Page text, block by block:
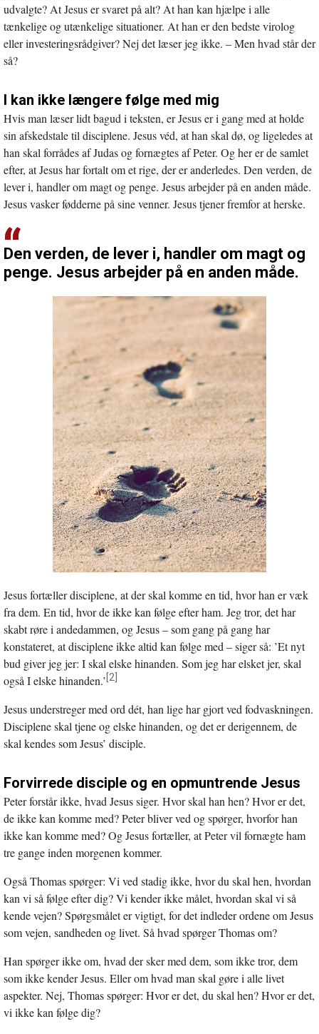
udvalgte? At Jesus er svaret på alt? At han kan hjælpe i alle
tænkelige og utænkelige situationer. At han er den bedste virolog
eller investeringsrådgiver? Nej det læser jeg ikke. – Men hvad står der
så?
I kan ikke længere følge med mig
Hvis man læser lidt bagud i teksten, er Jesus er i gang med at holde
sin afskedstale til disciplene. Jesus véd, at han skal dø, og ligeledes at
han skal forrådes af Judas og fornægtes af Peter. Og her er de samlet
efter, at Jesus har fortalt om et rige, der er anderledes. Den verden, de
lever i, handler om magt og penge. Jesus arbejder på en anden måde.
Jesus vasker fødderne på sine venner. Jesus tjener fremfor at herske.
Den verden, de lever i, handler om magt og
penge. Jesus arbejder på en anden måde.
Jesus fortæller disciplene, at der skal komme en tid, hvor han er væk
fra dem. En tid, hvor de ikke kan følge efter ham. Jeg tror, det har
skabt røre i andedammen, og Jesus – som gang på gang har
konstateret, at disciplene ikke altid kan følge med – siger så: ’Et nyt
bud giver jeg jer: I skal elske hinanden. Som jeg har elsket jer, skal
også I elske hinanden.’[2]
Jesus understreger med ord dét, han lige har gjort ved fodvaskningen.
Disciplene skal tjene og elske hinanden, og det er derigennem, de
skal kendes som Jesus’ disciple.
Forvirrede disciple og en opmuntrende Jesus
Peter forstår ikke, hvad Jesus siger. Hvor skal han hen? Hvor er det,
de ikke kan komme med? Peter bliver ved og spørger, hvorfor han
ikke kan komme med? Og Jesus fortæller, at Peter vil fornægte ham
tre gange inden morgenen kommer.
Også Thomas spørger: Vi ved stadig ikke, hvor du skal hen, hvordan
kan vi så følge efter dig? Vi kender ikke målet, hvordan skal vi så
kende vejen? Spørgsmålet er vigtigt, for det indleder ordene om Jesus
som vejen, sandheden og livet. Så hvad spørger Thomas om?
Han spørger ikke om, hvad der sker med dem, som ikke tror, dem
som ikke kender Jesus. Eller om hvad man skal gøre i alle livet
aspekter. Nej, Thomas spørger: Hvor er det, du skal hen? Hvor er det,
vi ikke kan følge dig?